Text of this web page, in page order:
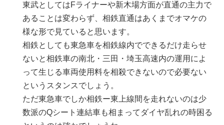
東武としてはFライナーや新木場方面が直通の主力で
あることは変わらず、相鉄直通はあくまでオマケの
様な形で見ていると思います。
相鉄としても東急車を相鉄線内でできるだけ走らせ
ないと相鉄車の南北・三田・埼玉高速内の運用によ
って生じる車両使用料を相殺できないので必要ない
というスタンスでしょう。
ただ東急車でしか相鉄ー東上線間を走れないのは少
数派のQシート連結車も相まってダイヤ乱れの時困る